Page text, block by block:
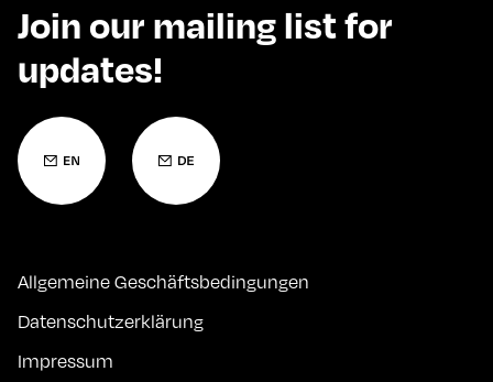
Join our mailing list for
updates!
Allgemeine Geschäftsbedingungen
Datenschutzerklärung
Impressum